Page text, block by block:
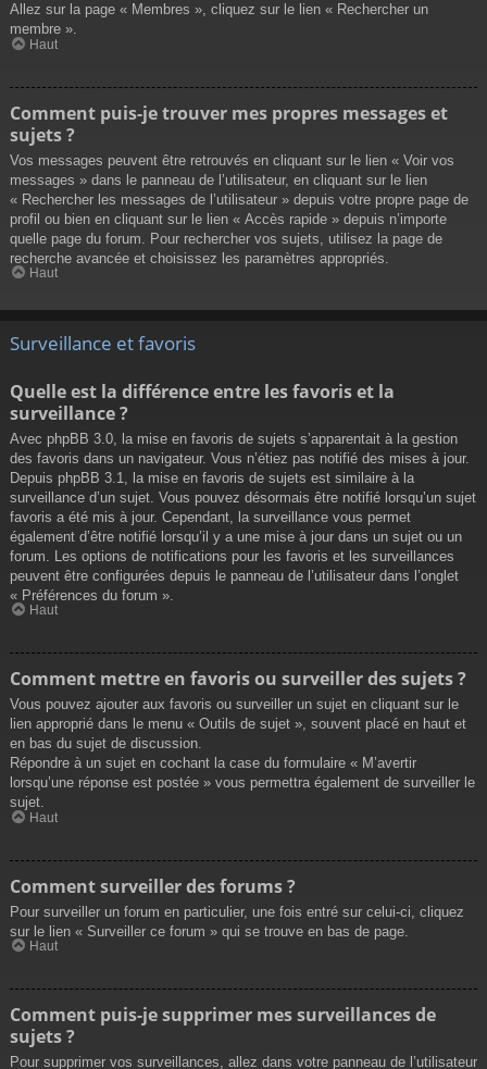
Allez sur la page « Membres », cliquez sur le lien « Rechercher un
membre ».
Haut
Comment puis-je trouver mes propres messages et
sujets ?
Vos messages peuvent être retrouvés en cliquant sur le lien « Voir vos
messages » dans le panneau de l’utilisateur, en cliquant sur le lien
« Rechercher les messages de l’utilisateur » depuis votre propre page de
profil ou bien en cliquant sur le lien « Accès rapide » depuis n’importe
quelle page du forum. Pour rechercher vos sujets, utilisez la page de
recherche avancée et choisissez les paramètres appropriés.
Haut
Surveillance et favoris
Quelle est la différence entre les favoris et la
surveillance ?
Avec phpBB 3.0, la mise en favoris de sujets s’apparentait à la gestion
des favoris dans un navigateur. Vous n’étiez pas notifié des mises à jour.
Depuis phpBB 3.1, la mise en favoris de sujets est similaire à la
surveillance d’un sujet. Vous pouvez désormais être notifié lorsqu’un sujet
favoris a été mis à jour. Cependant, la surveillance vous permet
également d’être notifié lorsqu’il y a une mise à jour dans un sujet ou un
forum. Les options de notifications pour les favoris et les surveillances
peuvent être configurées depuis le panneau de l’utilisateur dans l’onglet
« Préférences du forum ».
Haut
Comment mettre en favoris ou surveiller des sujets ?
Vous pouvez ajouter aux favoris ou surveiller un sujet en cliquant sur le
lien approprié dans le menu « Outils de sujet », souvent placé en haut et
en bas du sujet de discussion.
Répondre à un sujet en cochant la case du formulaire « M’avertir
lorsqu’une réponse est postée » vous permettra également de surveiller le
sujet.
Haut
Comment surveiller des forums ?
Pour surveiller un forum en particulier, une fois entré sur celui-ci, cliquez
sur le lien « Surveiller ce forum » qui se trouve en bas de page.
Haut
Comment puis-je supprimer mes surveillances de
sujets ?
Pour supprimer vos surveillances, allez dans votre panneau de l’utilisateur